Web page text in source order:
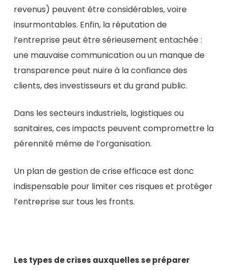
revenus) peuvent être considérables, voire
insurmontables. Enfin, la réputation de
l’entreprise peut être sérieusement entachée :
une mauvaise communication ou un manque de
transparence peut nuire à la confiance des
clients, des investisseurs et du grand public.
Dans les secteurs industriels, logistiques ou
sanitaires, ces impacts peuvent compromettre la
pérennité même de l’organisation.
Un plan de gestion de crise efficace est donc
indispensable pour limiter ces risques et protéger
l’entreprise sur tous les fronts.
Les types de crises auxquelles se préparer